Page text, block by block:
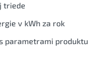
triede
v kWh za rok
parametrami produktu